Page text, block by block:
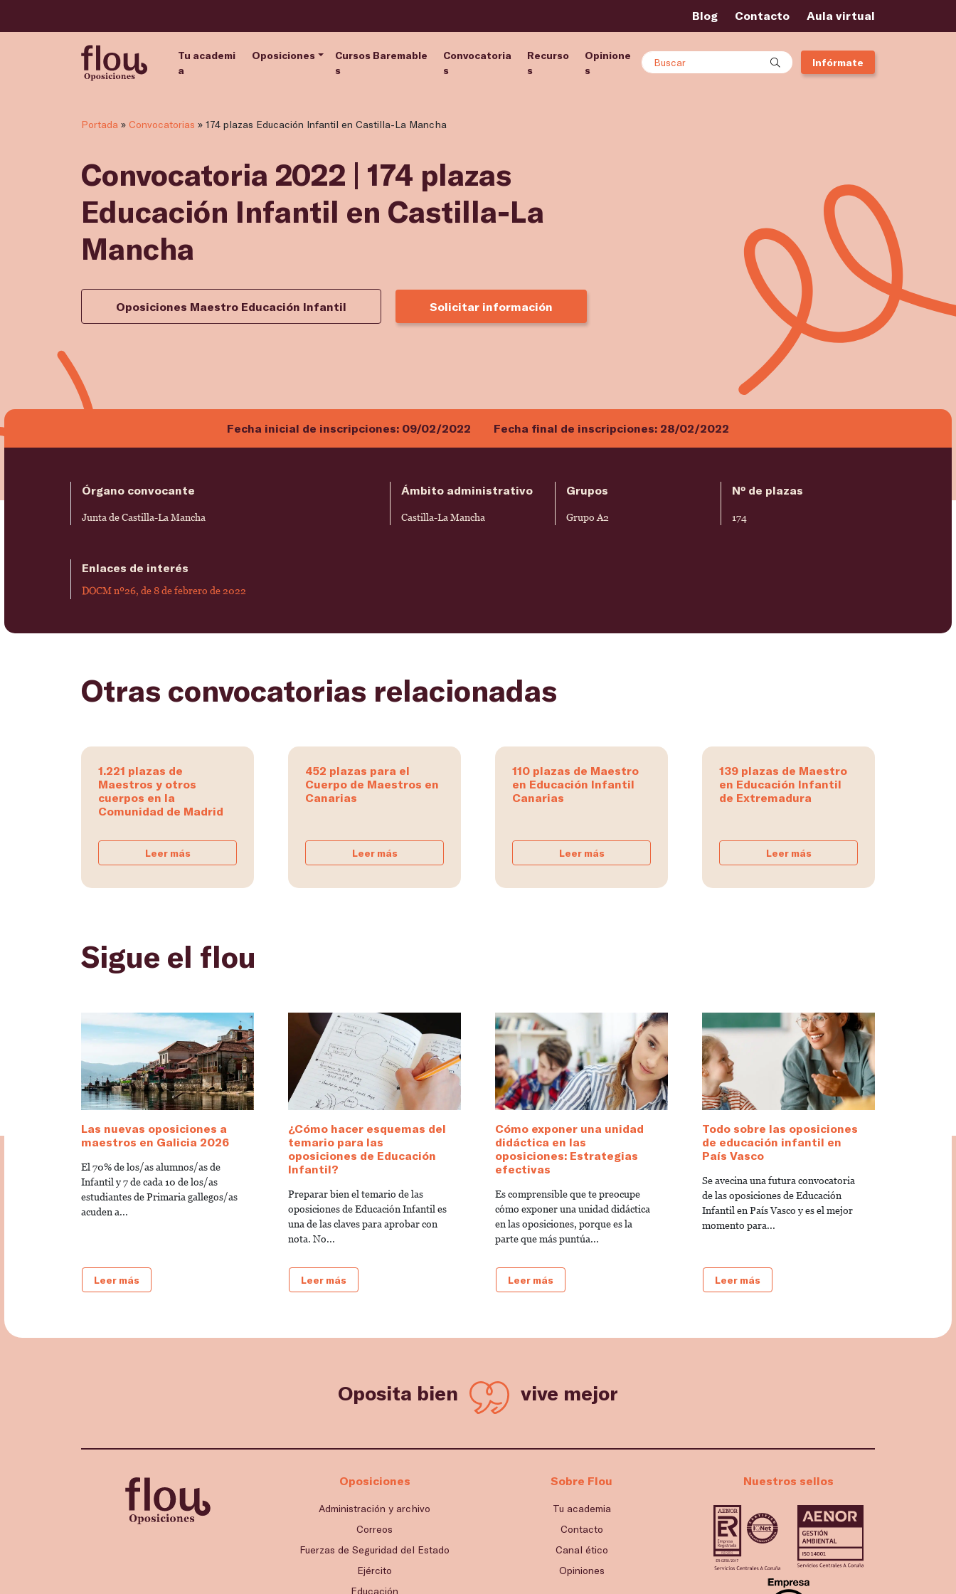
Blog Contacto Aula virtual
Tu academi
a
Oposiciones
Cursos Baremable
s
Convocatoria
s
Recurso
s
Opinione
s
Buscar Infórmate
Portada » Convocatorias » 174 plazas Educación Infantil en Castilla-La Mancha
Convocatoria 2022 | 174 plazas
Educación Infantil en Castilla-La
Mancha
Oposiciones Maestro Educación Infantil Solicitar información
Fecha inicial de inscripciones: 09/02/2022 Fecha final de inscripciones: 28/02/2022
Órgano convocante
Junta de Castilla-La Mancha
Ámbito administrativo
Castilla-La Mancha
Grupos
Grupo A2
Nº de plazas
174
Enlaces de interés
DOCM nº26, de 8 de febrero de 2022
Otras convocatorias relacionadas
1.221 plazas de
Maestros y otros
cuerpos en la
Comunidad de Madrid
Leer más
452 plazas para el
Cuerpo de Maestros en
Canarias
Leer más
110 plazas de Maestro
en Educación Infantil
Canarias
Leer más
139 plazas de Maestro
en Educación Infantil
de Extremadura
Leer más
Sigue el flou
Las nuevas oposiciones a
maestros en Galicia 2026
El 70% de los/as alumnos/as de
Infantil y 7 de cada 10 de los/as
estudiantes de Primaria gallegos/as
acuden a...
Leer más
¿Cómo hacer esquemas del
temario para las
oposiciones de Educación
Infantil?
Preparar bien el temario de las
oposiciones de Educación Infantil es
una de las claves para aprobar con
nota. No...
Leer más
Cómo exponer una unidad
didáctica en las
oposiciones: Estrategias
efectivas
Es comprensible que te preocupe
cómo exponer una unidad didáctica
en las oposiciones, porque es la
parte que más puntúa...
Leer más
Todo sobre las oposiciones
de educación infantil en
País Vasco
Se avecina una futura convocatoria
de las oposiciones de Educación
Infantil en País Vasco y es el mejor
momento para...
Leer más
Oposita bien vive mejor
Oposiciones
Administración y archivo
Correos
Fuerzas de Seguridad del Estado
Ejército
Educación
Sobre Flou
Tu academia
Contacto
Canal ético
Opiniones
Nuestros sellos